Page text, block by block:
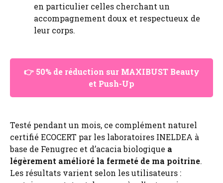
en particulier celles cherchant un
accompagnement doux et respectueux de
leur corps.
👉 50% de réduction sur MAXIBUST Beauty
et Push-Up
Testé pendant un mois, ce complément naturel
certifié ECOCERT par les laboratoires INELDEA à
base de Fenugrec et d’acacia biologique a
légèrement amélioré la fermeté de ma poitrine.
Les résultats varient selon les utilisateurs :